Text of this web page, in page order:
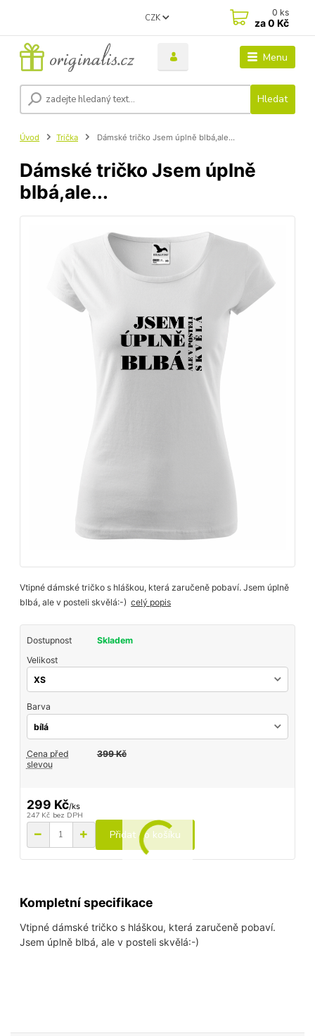
Menu
CZK
Hledat
0 ks
za0 Kč
Úvod Trička Dámské tričko Jsem úplně blbá,ale...
Dámské tričko Jsem úplně
blbá,ale...
Vtipné dámské tričko s hláškou, která zaručeně pobaví. Jsem úplně
blbá, ale v posteli skvělá:-)celý popis
Dostupnost
Skladem
Velikost
Barva
Cena před
slevou
399 Kč
299 Kč/ks
247 Kč bez DPH
Přidat do košíku
Kompletní specifikace
Vtipné dámské tričko s hláškou, která zaručeně pobaví.
Jsem úplně blbá, ale v posteli skvělá:-)